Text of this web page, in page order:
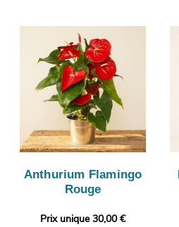
Anthurium Flamingo
Rouge
Prix unique 30,00 €